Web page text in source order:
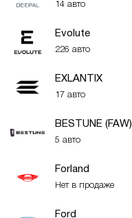
14 авто
Evolute
226 авто
EXLANTIX
17 авто
BESTUNE (FAW)
5 авто
Forland
Нет в продаже
Ford